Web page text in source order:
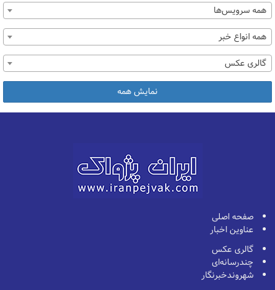
همه سرویس‌ها
همه انواع خبر
گالری عکس
نمایش همه
صفحه اصلی
عناوین اخبار
گالری عکس
چندرسانه‌ای
شهروندخبرنگار